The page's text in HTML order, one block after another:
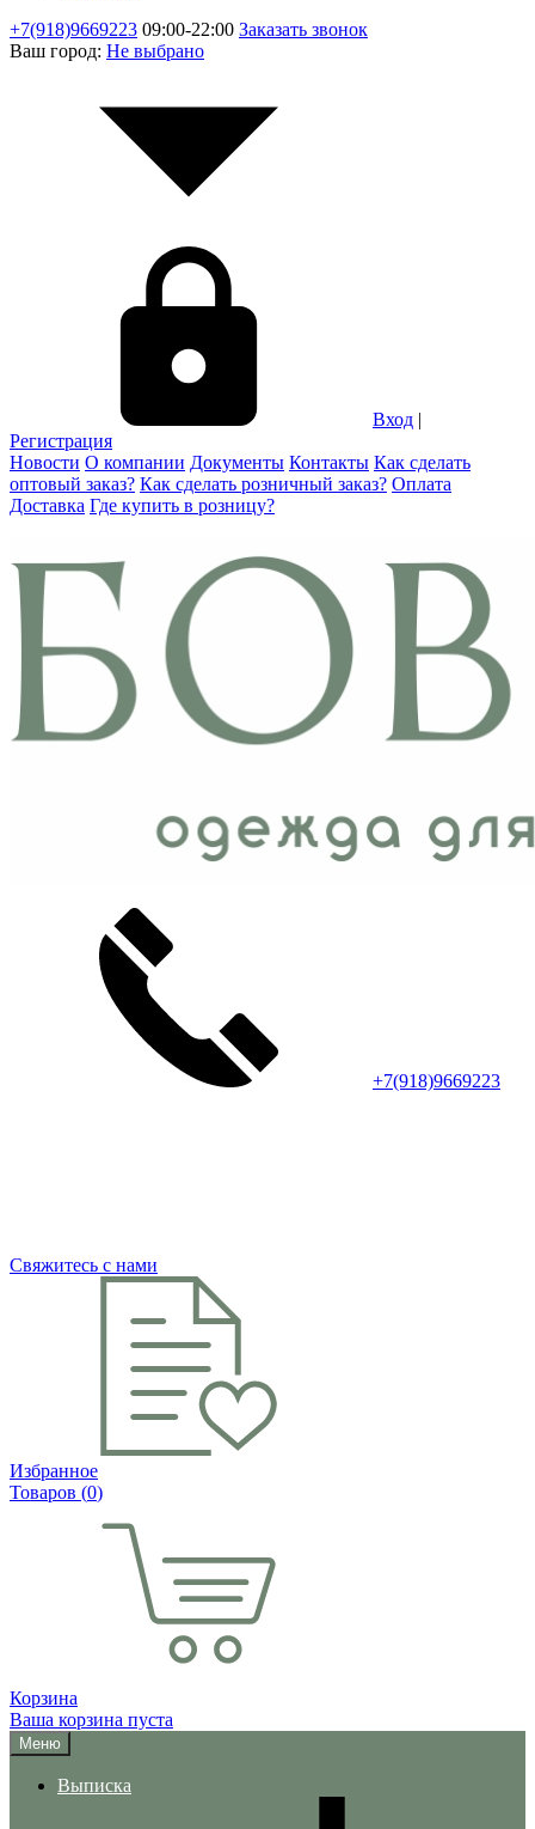
+7(918)9669223 09:00-22:00 Заказать звонок
Ваш город: Не выбрано
Вход |
Регистрация
Новости О компании Документы Контакты Как сделать
оптовый заказ? Как сделать розничный заказ? Оплата
Доставка Где купить в розницу?
+7(918)9669223
Свяжитесь с нами
Избранное
Товаров (0)
Корзина
Ваша корзина пуста
Меню
Выписка